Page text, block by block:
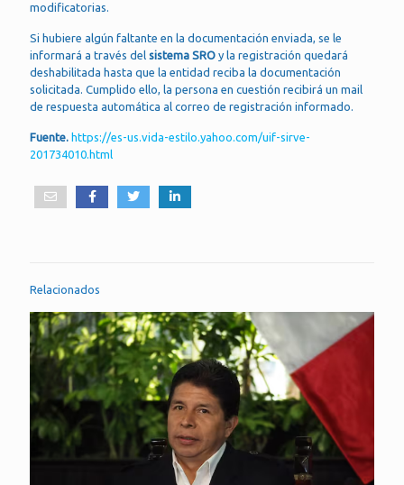
modificatorias.
Si hubiere algún faltante en la documentación enviada, se le
informará a través del sistema SRO y la registración quedará
deshabilitada hasta que la entidad reciba la documentación
solicitada. Cumplido ello, la persona en cuestión recibirá un mail
de respuesta automática al correo de registración informado.
Fuente. https://es-us.vida-estilo.yahoo.com/uif-sirve-
201734010.html
Relacionados